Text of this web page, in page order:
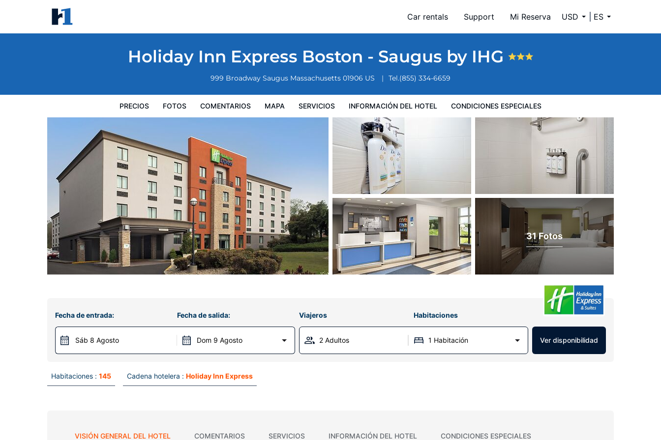
Car rentals Support Mi Reserva USD ES
Holiday Inn Express Boston - Saugus by IHG
999 Broadway Saugus Massachusetts 01906 US Tel.(855) 334-6659
PRECIOS FOTOS COMENTARIOS MAPA SERVICIOS INFORMACIÓN DEL HOTEL CONDICIONES ESPECIALES
Holiday Inn Express Boston - Saugus by IHG
Precios
31 Fotos
Fecha de entrada:
Sáb 8 Agosto
Fecha de salida:
Dom 9 Agosto
Viajeros Habitaciones
2 Adultos 1 Habitación Ver disponibilidad
Habitaciones : 145 Cadena hotelera : Holiday Inn Express
VISIÓN GENERAL DEL HOTEL COMENTARIOS SERVICIOS INFORMACIÓN DEL HOTEL CONDICIONES ESPECIALES